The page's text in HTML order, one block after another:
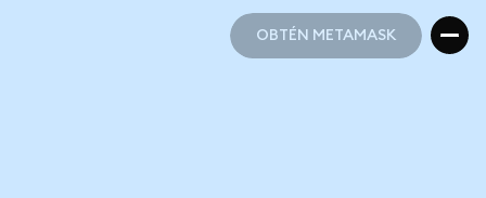
OBTÉN METAMASK